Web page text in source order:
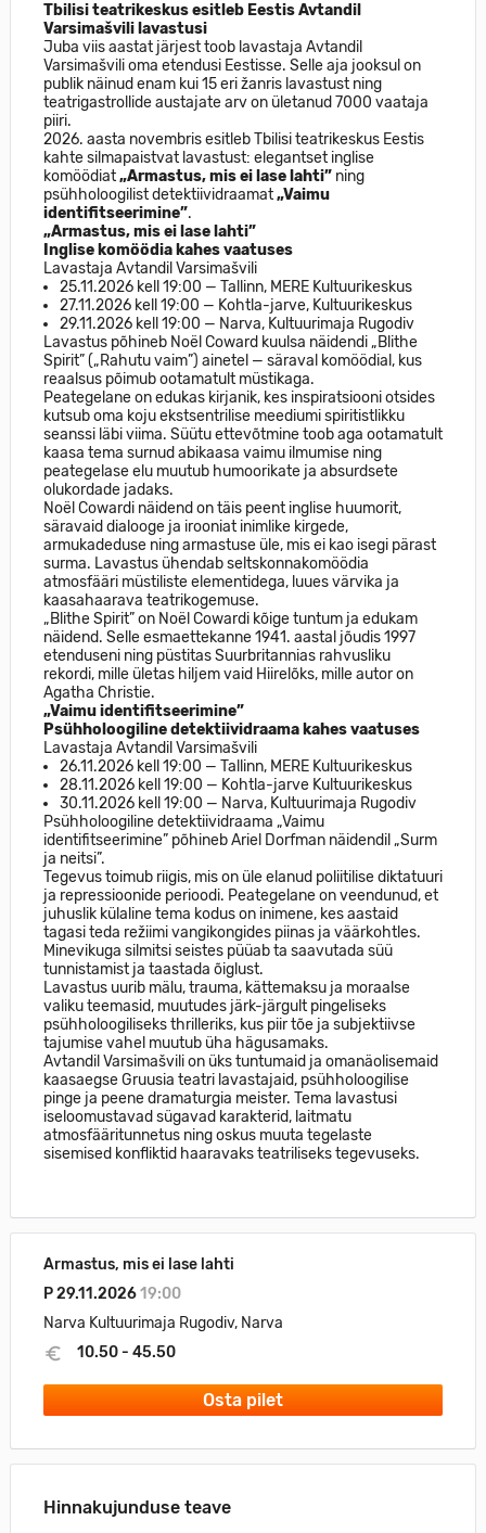
Tbilisi teatrikeskus esitleb Eestis Avtandil
Varsimašvili lavastusi
Juba viis aastat järjest toob lavastaja Avtandil
Varsimašvili oma etendusi Eestisse. Selle aja jooksul on
publik näinud enam kui 15 eri žanris lavastust ning
teatrigastrollide austajate arv on ületanud 7000 vaataja
piiri.
2026. aasta novembris esitleb Tbilisi teatrikeskus Eestis
kahte silmapaistvat lavastust: elegantset inglise
komöödiat„Armastus, mis ei lase lahti” ning
psühholoogilist detektiividraamat„Vaimu
identifitseerimine”.
„Armastus, mis ei lase lahti”
Inglise komöödia kahes vaatuses
Lavastaja Avtandil Varsimašvili
25.11.2026 kell 19:00 — Tallinn, MERE Kultuurikeskus
27.11.2026 kell 19:00 — Kohtla-jarve, Kultuurikeskus
29.11.2026 kell 19:00 — Narva, Kultuurimaja Rugodiv
Lavastus põhineb Noël Coward kuulsa näidendi „Blithe
Spirit” („Rahutu vaim”) ainetel — säraval komöödial, kus
reaalsus põimub ootamatult müstikaga.
Peategelane on edukas kirjanik, kes inspiratsiooni otsides
kutsub oma koju ekstsentrilise meediumi spiritistlikku
seanssi läbi viima. Süütu ettevõtmine toob aga ootamatult
kaasa tema surnud abikaasa vaimu ilmumise ning
peategelase elu muutub humoorikate ja absurdsete
olukordade jadaks.
Noël Cowardi näidend on täis peent inglise huumorit,
säravaid dialooge ja irooniat inimlike kirgede,
armukadeduse ning armastuse üle, mis ei kao isegi pärast
surma. Lavastus ühendab seltskonnakomöödia
atmosfääri müstiliste elementidega, luues värvika ja
kaasahaarava teatrikogemuse.
„Blithe Spirit” on Noël Cowardi kõige tuntum ja edukam
näidend. Selle esmaettekanne 1941. aastal jõudis 1997
etenduseni ning püstitas Suurbritannias rahvusliku
rekordi, mille ületas hiljem vaid Hiirelõks, mille autor on
Agatha Christie.
„Vaimu identifitseerimine”
Psühholoogiline detektiividraama kahes vaatuses
Lavastaja Avtandil Varsimašvili
26.11.2026 kell 19:00 — Tallinn, MERE Kultuurikeskus
28.11.2026 kell 19:00 — Kohtla-jarve Kultuurikeskus
30.11.2026 kell 19:00 — Narva, Kultuurimaja Rugodiv
Psühholoogiline detektiividraama „Vaimu
identifitseerimine” põhineb Ariel Dorfman näidendil „Surm
ja neitsi”.
Tegevus toimub riigis, mis on üle elanud poliitilise diktatuuri
ja repressioonide perioodi. Peategelane on veendunud, et
juhuslik külaline tema kodus on inimene, kes aastaid
tagasi teda režiimi vangikongides piinas ja väärkohtles.
Minevikuga silmitsi seistes püüab ta saavutada süü
tunnistamist ja taastada õiglust.
Lavastus uurib mälu, trauma, kättemaksu ja moraalse
valiku teemasid, muutudes järk-järgult pingeliseks
psühholoogiliseks thrilleriks, kus piir tõe ja subjektiivse
tajumise vahel muutub üha hägusamaks.
Avtandil Varsimašvili on üks tuntumaid ja omanäolisemaid
kaasaegse Gruusia teatri lavastajaid, psühholoogilise
pinge ja peene dramaturgia meister. Tema lavastusi
iseloomustavad sügavad karakterid, laitmatu
atmosfääritunnetus ning oskus muuta tegelaste
sisemised konfliktid haaravaks teatriliseks tegevuseks.
Armastus, mis ei lase lahti
P 29.11.202619:00
Narva Kultuurimaja Rugodiv, Narva
10.50 - 45.50
Osta pilet
Hinnakujunduse teave